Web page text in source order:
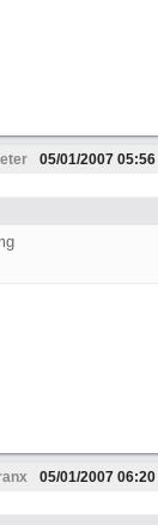
05/01/2007 05:56
05/01/2007 06:20